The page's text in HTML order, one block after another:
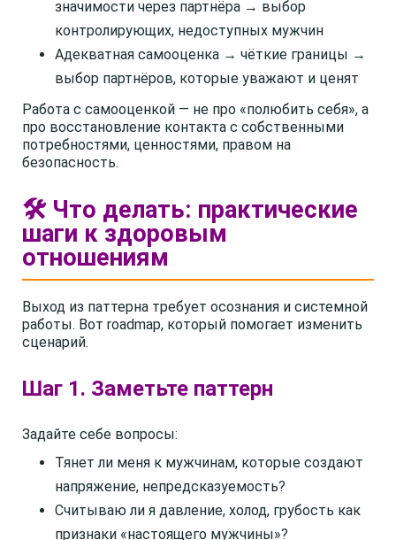
значимости через партнёра → выбор
контролирующих, недоступных мужчин
Адекватная самооценка → чёткие границы →
выбор партнёров, которые уважают и ценят
Работа с самооценкой — не про «полюбить себя», а
про восстановление контакта с собственными
потребностями, ценностями, правом на
безопасность.
🛠️ Что делать: практические
шаги к здоровым
отношениям
Выход из паттерна требует осознания и системной
работы. Вот roadmap, который помогает изменить
сценарий.
Шаг 1. Заметьте паттерн
Задайте себе вопросы:
Тянет ли меня к мужчинам, которые создают
напряжение, непредсказуемость?
Считываю ли я давление, холод, грубость как
признаки «настоящего мужчины»?